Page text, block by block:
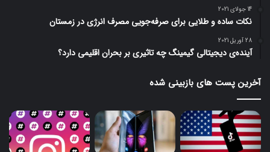
14 جولای 2021
نکات ساده و طلایی برای صرفه‌جویی مصرف انرژی در زمستان
28 آوریل 2021
آینده‌ی دیجیتالی گیمینگ چه تاثیری بر بحران اقلیمی دارد؟
آخرین پست های بازبینی شده